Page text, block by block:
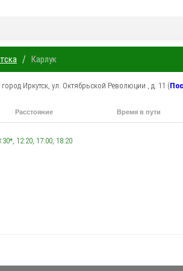
/ Карлук
город Иркутск, ул. Октябрьской Революции , д. 11 (
Расстояние
автовокзала Иркутска
Время в пути
от автовокзала Иркутска
12:20, 17:00, 18:20